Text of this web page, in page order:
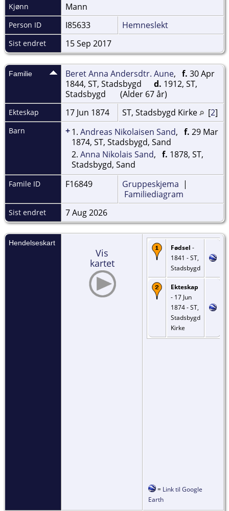
Kjønn Mann
Person ID I85633 Hemneslekt
Sist endret 15 Sep 2017
Familie Beret Anna Andersdtr. Aune, f. 30 Apr
1844, ST, Stadsbygd
d. 1912, ST,
Stadsbygd
(Alder 67 år)
Ekteskap 17 Jun 1874 ST, Stadsbygd Kirke [2]
Barn +1. Andreas Nikolaisen Sand, f. 29 Mar
1874, ST, Stadsbygd, Sand
2. Anna Nikolais Sand, f. 1878, ST,
Stadsbygd, Sand
Famile ID F16849 Gruppeskjema |
Familiediagram
Sist endret 7 Aug 2026
Hendelseskart
Vis
kartet
Fødsel -
1841 - ST,
Stadsbygd
Ekteskap
- 17 Jun
1874 - ST,
Stadsbygd
Kirke
= Link til Google
Earth